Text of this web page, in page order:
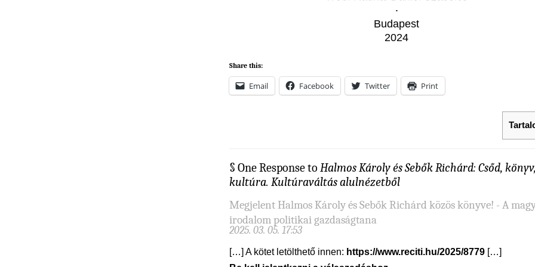
‧
Budapest
2024
Share this:
Email Facebook Twitter Print
§ One Response to Halmos Károly és Sebők Richárd: Csőd, könyv,
kultúra. Kultúraváltás alulnézetből
Megjelent Halmos Károly és Sebők Richárd közös könyve! - A
irodalom politikai gazdaságtana
2025. 03. 05. 17:53
[…] A kötet letölthető innen: https://www.reciti.hu/2025/8779 […]